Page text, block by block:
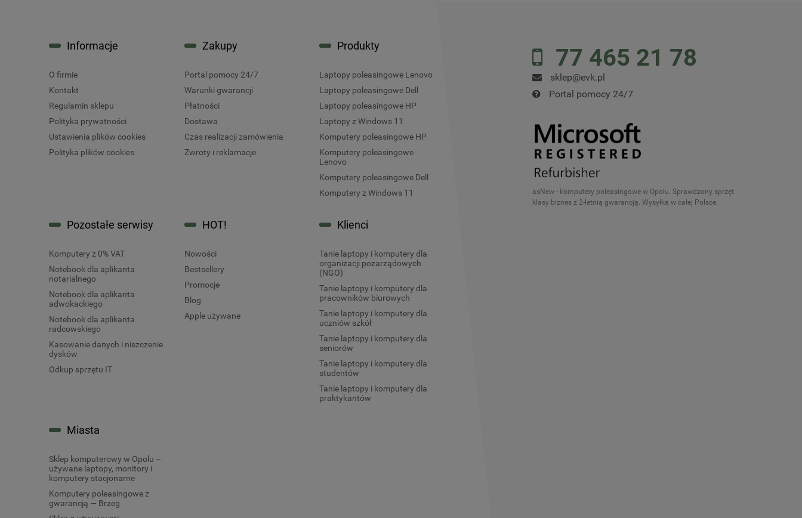
77 465 21 78
sklep@evk.pl
Portal pomocy 24/7
asNew - komputery poleasingowe w Opolu. Sprawdzony sprzęt
klasy biznes z 2-letnią gwarancją. Wysyłka w całej Polsce.
Informacje
O firmie
Kontakt
Regulamin sklepu
Polityka prywatności
Ustawienia plików cookies
Polityka plików cookies
Zakupy
Portal pomocy 24/7
Warunki gwarancji
Płatności
Dostawa
Czas realizacji zamówienia
Zwroty i reklamacje
Produkty
Laptopy poleasingowe Lenovo
Laptopy poleasingowe Dell
Laptopy poleasingowe HP
Laptopy z Windows 11
Komputery poleasingowe HP
Komputery poleasingowe
Lenovo
Komputery poleasingowe Dell
Komputery z Windows 11
Pozostałe serwisy
Komputery z 0% VAT
Notebook dla aplikanta
notarialnego
Notebook dla aplikanta
adwokackiego
Notebook dla aplikanta
radcowskiego
Kasowanie danych i niszczenie
dysków
Odkup sprzętu IT
HOT!
Nowości
Bestsellery
Promocje
Blog
Apple używane
Klienci
Tanie laptopy i komputery dla
organizacji pozarządowych
(NGO)
Tanie laptopy i komputery dla
pracowników biurowych
Tanie laptopy i komputery dla
uczniów szkół
Tanie laptopy i komputery dla
seniorów
Tanie laptopy i komputery dla
studentów
Tanie laptopy i komputery dla
praktykantów
Miasta
Sklep komputerowy w Opolu –
używane laptopy, monitory i
komputery stacjonarne
Komputery poleasingowe z
gwarancją — Brzeg